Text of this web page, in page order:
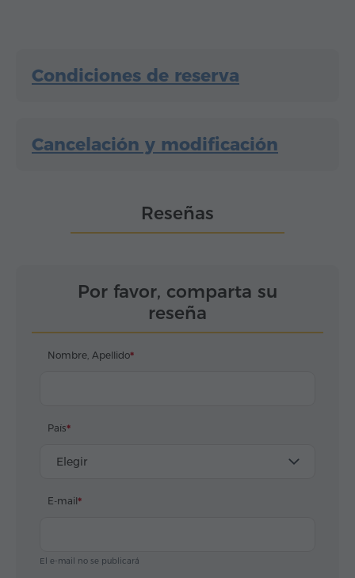
Condiciones de reserva
Cancelación y modificación
Reseñas
Por favor, comparta su
reseña
Nombre, Apellido
País
Elegir
E-mail
El e-mail no se publicará